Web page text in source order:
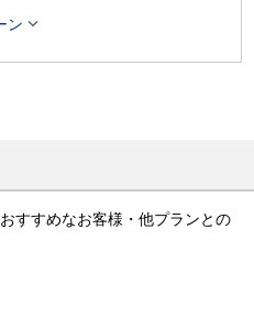
ン 
すすめなお客様・他プランとの